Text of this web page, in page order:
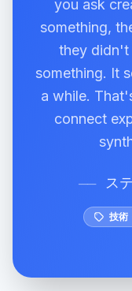
you ask
something,
they didn't
something. It
a while.
connect
── ス
技術